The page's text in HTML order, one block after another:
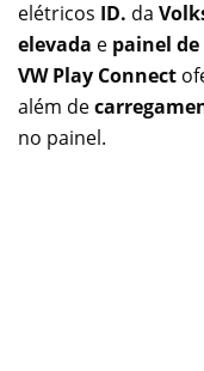
elétricos ID. da
elevada e painel
VW Play Connect
além de
no painel.